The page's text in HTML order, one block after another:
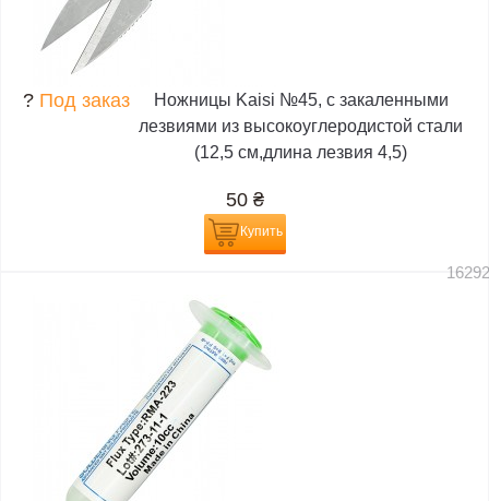
? Под заказ
Ножницы Kaisi №45, с закаленными
лезвиями из высокоуглеродистой стали
(12,5 см,длина лезвия 4,5)
50 ₴
Купить